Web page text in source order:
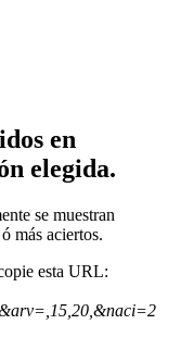
en
elegida.
se muestran
ó más aciertos.
esta URL: